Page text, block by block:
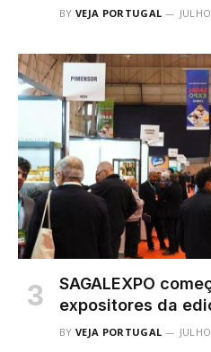
BY VEJA PORTUGAL
SAGALEXPO
expositores da
BY VEJA PORTUGAL